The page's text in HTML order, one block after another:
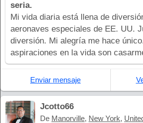
seria.
Mi vida diaria está llena de
aeronaves especiales de EE. UU.
diversión. Mi alegría me hace
aspiraciones en la vida son
Enviar mensaje
Jcotto66
De Manorville, New York,